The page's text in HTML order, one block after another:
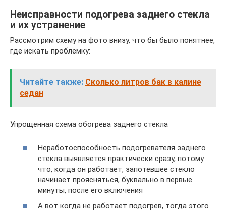
Неисправности подогрева заднего стекла
и их устранение
Рассмотрим схему на фото внизу, что бы было понятнее,
где искать проблемку:
Читайте также: Сколько литров бак в калине
седан
Упрощенная схема обогрева заднего стекла
Неработоспособность подогревателя заднего
стекла выявляется практически сразу, потому
что, когда он работает, запотевшее стекло
начинает проясняться, буквально в первые
минуты, после его включения
А вот когда не работает подогрев, тогда этого